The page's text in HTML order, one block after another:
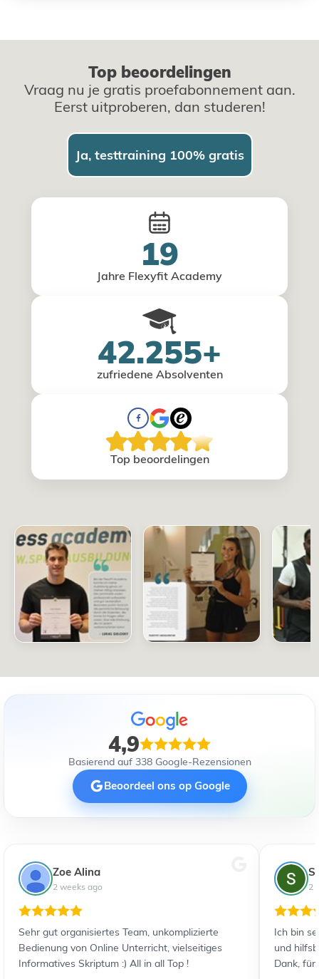
Top beoordelingen
Vraag nu je gratis proefabonnement aan.
Eerst uitproberen, dan studeren!
Ja, testtraining 100% gratis
19
Jahre Flexyfit Academy
42.255+
zufriedene Absolventen
Top beoordelingen
4,9
Basierend auf 338 Google-Rezensionen
Beoordeel ons op Google
Zoe Alina
2 weeks ago
Sehr gut organisiertes Team, unkomplizierte
Bedienung von Online Unterricht, vielseitiges
Informatives Skriptum :) All in all Top !
2
Ich bin
und
Dank, für